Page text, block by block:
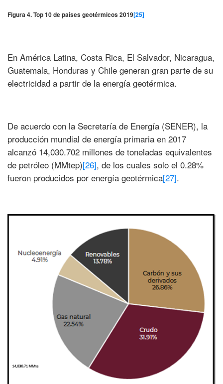
Figura 4. Top 10 de países geotérmicos 2019[25]
En América Latina, Costa Rica, El Salvador, Nicaragua,
Guatemala, Honduras y Chile generan gran parte de su
electricidad a partir de la energía geotérmica.
De acuerdo con la Secretaría de Energía (SENER), la
producción mundial de energía primaria en 2017
alcanzó 14,030.702 millones de toneladas equivalentes
de petróleo (MMtep)[26], de los cuales solo el 0.28%
fueron producidos por energía geotérmica[27].